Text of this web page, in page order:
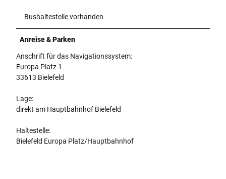
Bushaltestelle vorhanden
Anreise & Parken
Anschrift für das Navigationssystem:
Europa Platz 1
33613 Bielefeld
Lage:
direkt am Hauptbahnhof Bielefeld
Haltestelle:
Bielefeld Europa Platz/Hauptbahnhof